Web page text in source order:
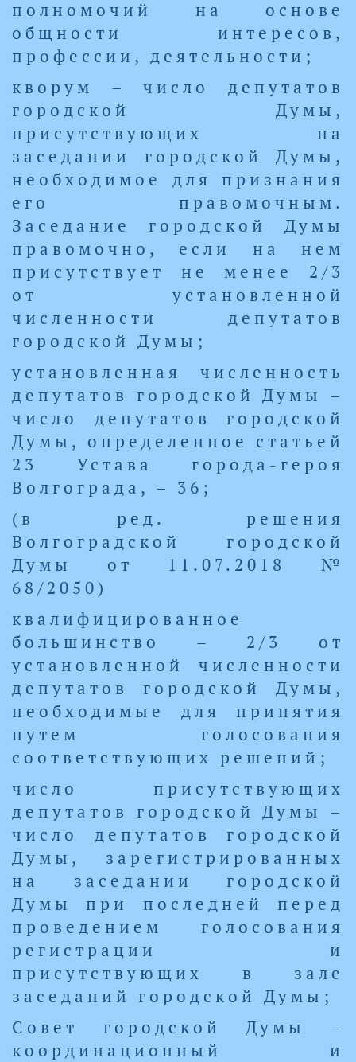
полномочий на основе
общности интересов,
профессии, деятельности;
кворум – число депутатов
городской Думы,
присутствующих на
заседании городской Думы,
необходимое для признания
его правомочным.
Заседание городской Думы
правомочно, если на нем
присутствует не менее 2/3
от установленной
численности депутатов
городской Думы;
установленная численность
депутатов городской Думы –
число депутатов городской
Думы, определенное статьей
23 Устава города-героя
Волгограда, – 36;
(в ред. решения
Волгоградской городской
Думы от 11.07.2018 №
68/2050)
квалифицированное
большинство – 2/3 от
установленной численности
депутатов городской Думы,
необходимые для принятия
путем голосования
соответствующих решений;
число присутствующих
депутатов городской Думы –
число депутатов городской
Думы, зарегистрированных
на заседании городской
Думы при последней перед
проведением голосования
регистрации и
присутствующих в зале
заседаний городской Думы;
Совет городской Думы –
координационный и